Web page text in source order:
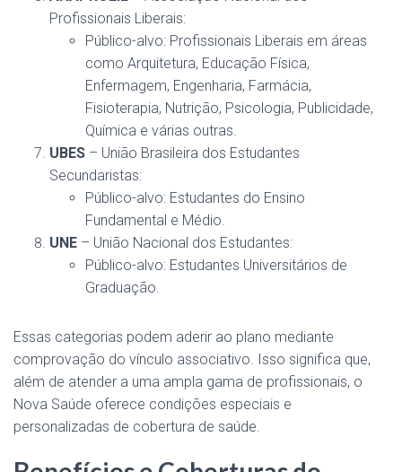
Profissionais Liberais:
Público-alvo: Profissionais Liberais em áreas
como Arquitetura, Educação Física,
Enfermagem, Engenharia, Farmácia,
Fisioterapia, Nutrição, Psicologia, Publicidade,
Química e várias outras​.
UBES – União Brasileira dos Estudantes
Secundaristas:
Público-alvo: Estudantes do Ensino
Fundamental e Médio​.
UNE – União Nacional dos Estudantes:
Público-alvo: Estudantes Universitários de
Graduação​.
Essas categorias podem aderir ao plano mediante
comprovação do vínculo associativo. Isso significa que,
além de atender a uma ampla gama de profissionais, o
Nova Saúde oferece condições especiais e
personalizadas de cobertura de saúde.